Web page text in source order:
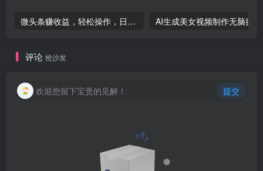
微头条赚收益，轻松操作，日进 200+，助你化身收益达人-品小先项目发源地
评论 抢沙发
欢迎您留下宝贵的见解！ 提交